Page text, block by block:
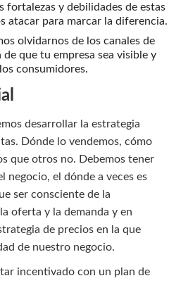
fortalezas y debilidades de estas
atacar para marcar la diferencia.
olvidarnos de los canales de
que tu empresa sea visible y
consumidores.
desarrollar la estrategia
Dónde lo vendemos, cómo
que otros no. Debemos tener
negocio, el dónde a veces es
ser consciente de la
oferta y la demanda y en
de precios en la que
de nuestro negocio.
incentivado con un plan de